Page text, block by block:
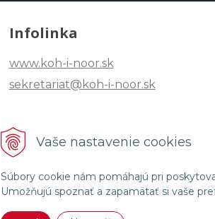
Vaše nastavenie cookies
Súbory cookie nám pomáhajú pri
Umožňujú spoznať a zapamätať si vaše
Infolinka
www.koh-i-noor.sk
sekretariat@koh-i-noor.sk
Tel: +421 2 40252101
Fax: +421 2 44872870